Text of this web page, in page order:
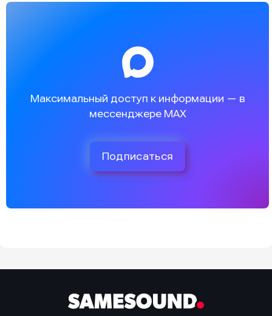
Максимальный доступ к информации — в
мессенджере MAX
Подписаться